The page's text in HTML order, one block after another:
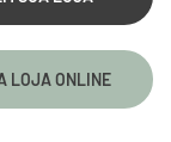
LOJA ONLINE